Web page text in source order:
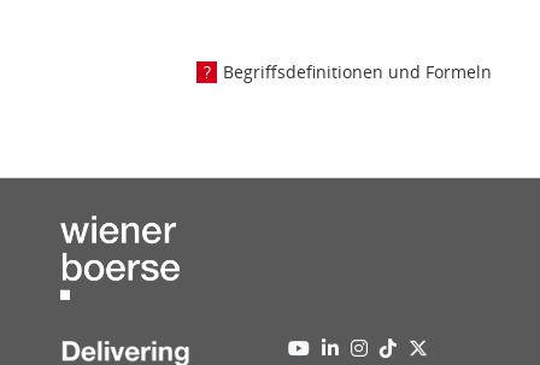
Begriffsdefinitionen und Formeln